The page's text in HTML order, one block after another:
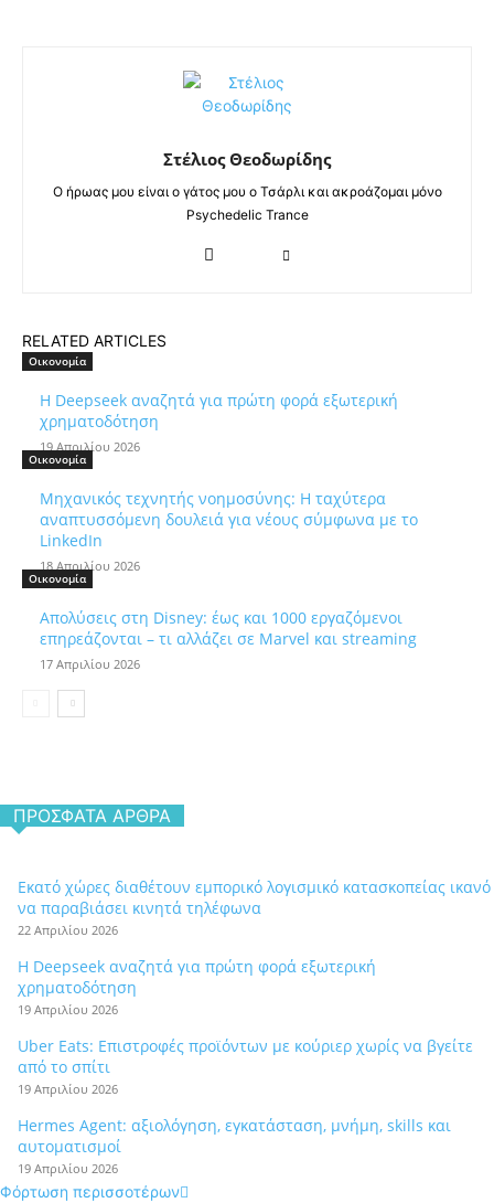
Στέλιος Θεοδωρίδης
Ο ήρωας μου είναι ο γάτος μου ο Τσάρλι και ακροάζομαι μόνο
Psychedelic Trance
RELATED ARTICLES
Οικονομία
Η Deepseek αναζητά για πρώτη φορά εξωτερική
χρηματοδότηση
19 Απριλίου 2026
Οικονομία
Μηχανικός τεχνητής νοημοσύνης: Η ταχύτερα
αναπτυσσόμενη δουλειά για νέους σύμφωνα με το
LinkedIn
18 Απριλίου 2026
Οικονομία
Απολύσεις στη Disney: έως και 1000 εργαζόμενοι
επηρεάζονται – τι αλλάζει σε Marvel και streaming
17 Απριλίου 2026
ΠΡΌΣΦΑΤΑ ΆΡΘΡΑ
Εκατό χώρες διαθέτουν εμπορικό λογισμικό κατασκοπείας ικανό
να παραβιάσει κινητά τηλέφωνα
22 Απριλίου 2026
Η Deepseek αναζητά για πρώτη φορά εξωτερική
χρηματοδότηση
19 Απριλίου 2026
Uber Eats: Επιστροφές προϊόντων με κούριερ χωρίς να βγείτε
από το σπίτι
19 Απριλίου 2026
Hermes Agent: αξιολόγηση, εγκατάσταση, μνήμη, skills και
αυτοματισμοί
19 Απριλίου 2026
Φόρτωση περισσοτέρων